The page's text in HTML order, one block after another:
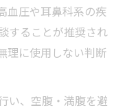
血圧や耳鼻科系の疾
することが推奨され
理に使用しない判断
い、空腹・満腹を避